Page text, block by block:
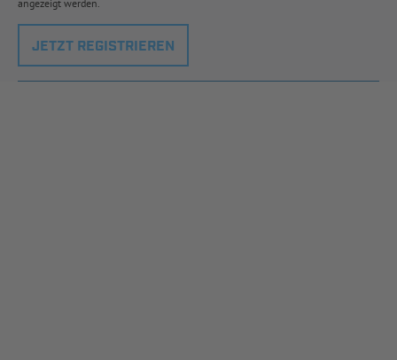
angezeigt werden.
JETZT REGISTRIEREN